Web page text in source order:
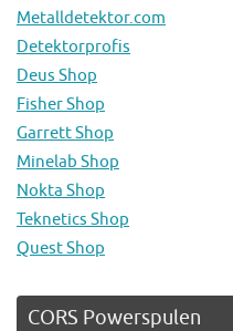
Metalldetektor.com
Detektorprofis
Deus Shop
Fisher Shop
Garrett Shop
Minelab Shop
Nokta Shop
Teknetics Shop
Quest Shop
CORS Powerspulen